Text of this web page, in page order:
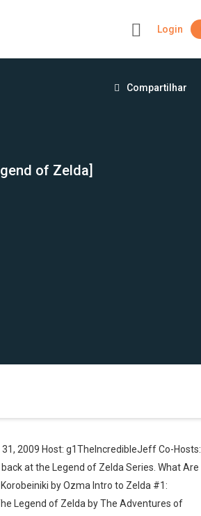
Login
Compartilhar
of Zelda]
2009 Host: g1TheIncredibleJeff Co-Hosts:
back at the Legend of Zelda Series. What Are
by Ozma Intro to Zelda #1:
Legend of Zelda by The Adventures of